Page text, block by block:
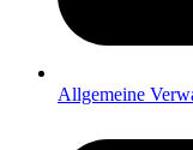
Allgemeine